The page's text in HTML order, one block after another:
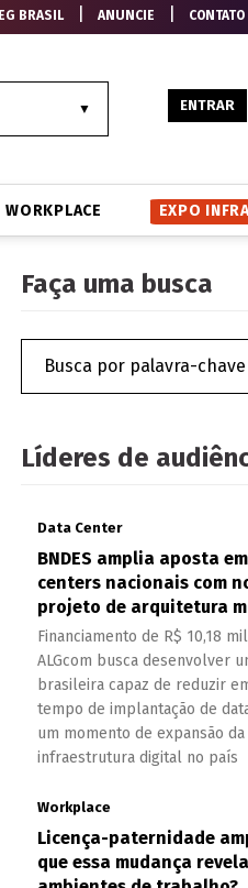
IEG BRASIL|ANUNCIE CONTATO
ENTRAR
WORKPLACE EXPO
Faça uma busca
Líderes de
Data Center
BNDES amplia aposta
centers nacionais com
projeto de arquitetura
Financiamento de R$ 10,18
ALGcom busca desenvolver
brasileira capaz de reduzir
tempo de implantação de
um momento de expansão da
infraestrutura digital no país
Workplace
Licença-paternidade
que essa mudança